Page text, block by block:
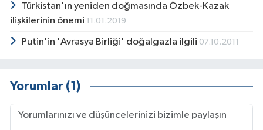
Türkistan'ın yeniden doğmasında Özbek-Kazak
ilişkilerinin önemi 11.01.2019
Putin'in 'Avrasya Birliği' doğalgazla ilgili 07.10.2011
Yorumlar (1)